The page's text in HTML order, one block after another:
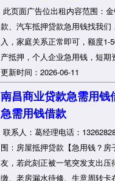
此页面广告位出租内容范围：
款、汽车抵押贷款急用钱找我们
入，家庭关系正常即可，额度1-
产抵押，个人企业急用钱，短期
更新时间：2026-06-11
南昌商业贷款急需用钱
急需用钱借款
联系人：葛经理电话：
围：房屋抵押贷款【急用钱？房
友，若此刻正被一笔突发支出
缴、老房漏水待修、生意周转卡